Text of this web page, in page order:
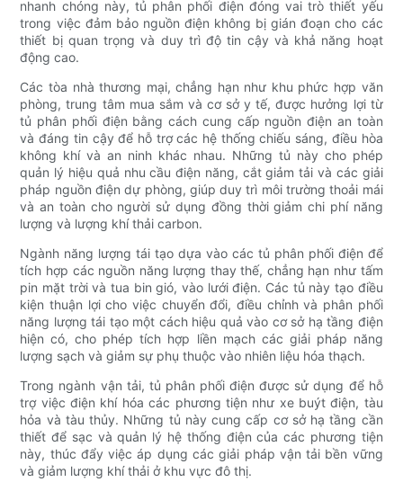
nhanh chóng này, tủ phân phối điện đóng vai trò thiết yếu
trong việc đảm bảo nguồn điện không bị gián đoạn cho các
thiết bị quan trọng và duy trì độ tin cậy và khả năng hoạt
động cao.
Các tòa nhà thương mại, chẳng hạn như khu phức hợp văn
phòng, trung tâm mua sắm và cơ sở y tế, được hưởng lợi từ
tủ phân phối điện bằng cách cung cấp nguồn điện an toàn
và đáng tin cậy để hỗ trợ các hệ thống chiếu sáng, điều hòa
không khí và an ninh khác nhau. Những tủ này cho phép
quản lý hiệu quả nhu cầu điện năng, cắt giảm tải và các giải
pháp nguồn điện dự phòng, giúp duy trì môi trường thoải mái
và an toàn cho người sử dụng đồng thời giảm chi phí năng
lượng và lượng khí thải carbon.
Ngành năng lượng tái tạo dựa vào các tủ phân phối điện để
tích hợp các nguồn năng lượng thay thế, chẳng hạn như tấm
pin mặt trời và tua bin gió, vào lưới điện. Các tủ này tạo điều
kiện thuận lợi cho việc chuyển đổi, điều chỉnh và phân phối
năng lượng tái tạo một cách hiệu quả vào cơ sở hạ tầng điện
hiện có, cho phép tích hợp liền mạch các giải pháp năng
lượng sạch và giảm sự phụ thuộc vào nhiên liệu hóa thạch.
Trong ngành vận tải, tủ phân phối điện được sử dụng để hỗ
trợ việc điện khí hóa các phương tiện như xe buýt điện, tàu
hỏa và tàu thủy. Những tủ này cung cấp cơ sở hạ tầng cần
thiết để sạc và quản lý hệ thống điện của các phương tiện
này, thúc đẩy việc áp dụng các giải pháp vận tải bền vững
và giảm lượng khí thải ở khu vực đô thị.